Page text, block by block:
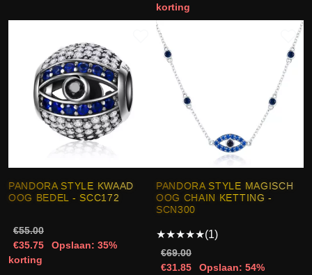
korting
PANDORA STYLE KWAAD
OOG BEDEL - SCC172
€55.00
€35.75
Opslaan: 35%
korting
PANDORA STYLE MAGISCH
OOG CHAIN KETTING -
SCN300
★★★★★(1)
€69.00
€31.85
Opslaan: 54%